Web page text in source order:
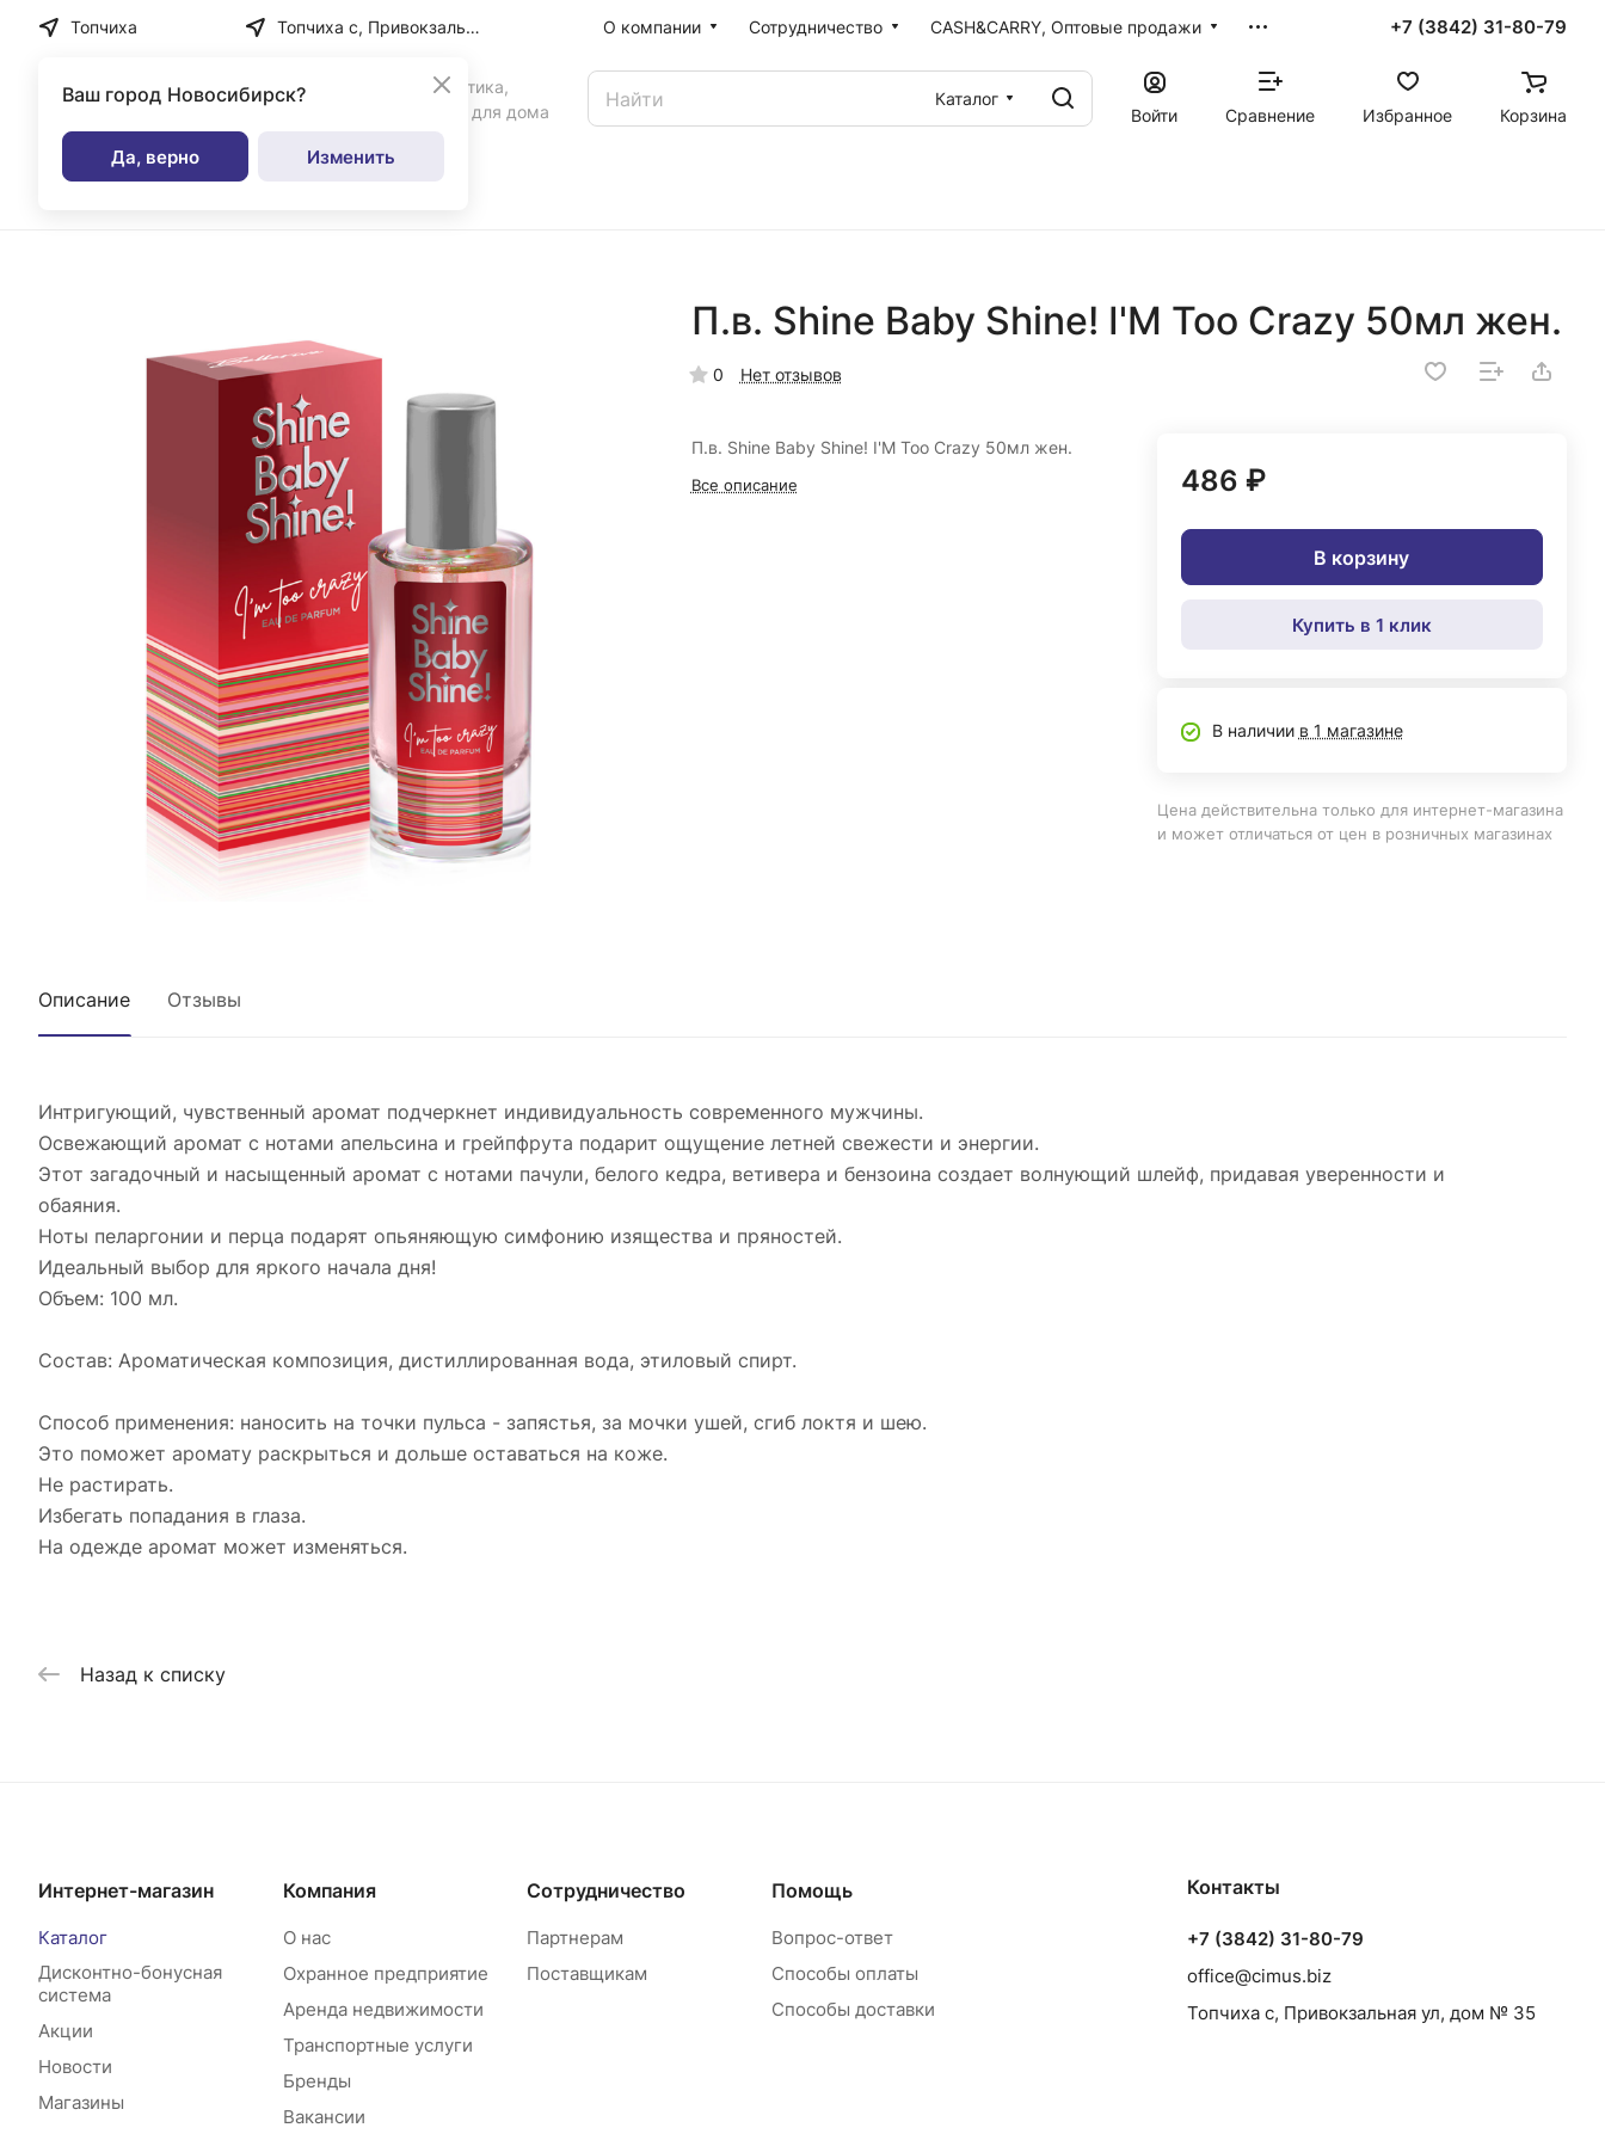
Топчиха
Ваш город Новосибирск?
Да, верно Изменить
Топчиха с, Привокзальная ул, дом № 35 О компании Сотрудничество CASH&CARRY, Оптовые продажи +7 (3842) 31-80-79
Бытовая химия, косметика,
парфюмерия и товары для дома
Каталог
Войти
Сравнение Избранное Корзина
Каталог
П.в. Shine Baby Shine! I'M Too Crazy 50мл жен.
0 Нет отзывов
П.в. Shine Baby Shine! I'M Too Crazy 50мл жен.
Все описание 486 ₽
В корзину
Купить в 1 клик
В наличии в 1 магазине
Цена действительна только для интернет-магазина
и может отличаться от цен в розничных магазинах
Описание Отзывы
Интригующий, чувственный аромат подчеркнет индивидуальность современного мужчины.
Освежающий аромат с нотами апельсина и грейпфрута подарит ощущение летней свежести и энергии.
Этот загадочный и насыщенный аромат с нотами пачули, белого кедра, ветивера и бензоина создает волнующий шлейф, придавая уверенности и
обаяния.
Ноты пеларгонии и перца подарят опьяняющую симфонию изящества и пряностей.
Идеальный выбор для яркого начала дня!
Объем: 100 мл.
Состав: Ароматическая композиция, дистиллированная вода, этиловый спирт.
Способ применения: наносить на точки пульса - запястья, за мочки ушей, сгиб локтя и шею.
Это поможет аромату раскрыться и дольше оставаться на коже.
Не растирать.
Избегать попадания в глаза.
На одежде аромат может изменяться.
Назад к списку
Интернет-магазин
Каталог
Дисконтно-бонусная
система
Акции
Новости
Магазины
Компания
О нас
Охранное предприятие
Аренда недвижимости
Транспортные услуги
Бренды
Вакансии
Сотрудничество
Партнерам
Поставщикам
Помощь
Вопрос-ответ
Способы оплаты
Способы доставки
Контакты
+7 (3842) 31-80-79
office@cimus.biz
Топчиха с, Привокзальная ул, дом № 35